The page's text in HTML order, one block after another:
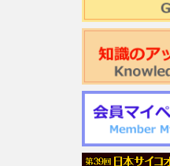
2026年度学会開催CSTについ
第22回日本仏教看護・ビハー
第1回サイコオンコロジー×
令和7年度 日本がん相談研究